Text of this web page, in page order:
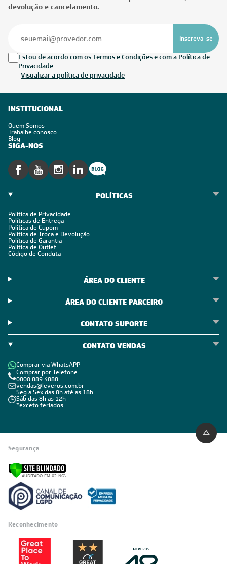
devolução e cancelamento.
Inscreva-se
Estou de acordo com os Termos e Condições e com a Política de
Privacidade
Visualizar a política de privacidade
INSTITUCIONAL
Quem Somos
Trabalhe conosco
Blog
SIGA-NOS
POLÍTICAS
Política de Privacidade
Políticas de Entrega
Política de Cupom
Política de Troca e Devolução
Política de Garantia
Política de Outlet
Código de Conduta
ÁREA DO CLIENTE
ÁREA DO CLIENTE PARCEIRO
CONTATO SUPORTE
CONTATO VENDAS
Comprar via WhatsAPP
Comprar por Telefone
0800 889 4888
vendas@leveros.com.br
Seg a Sex das 8h até as 18h
Sáb das 8h as 12h
*exceto feriados
Segurança
Reconhecimento